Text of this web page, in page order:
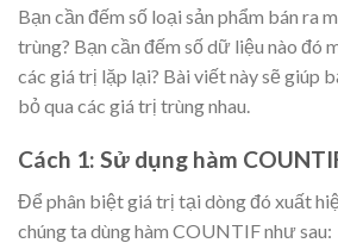
Bạn cần đếm số loại sản phẩm bán ra
trùng? Bạn cần đếm số dữ liệu nào đó
các giá trị lặp lại? Bài viết này sẽ giúp
bỏ qua các giá trị trùng nhau.
Cách 1: Sử dụng hàm
Để phân biệt giá trị tại dòng đó xuất
chúng ta dùnghàm COUNTIFnhư sau: